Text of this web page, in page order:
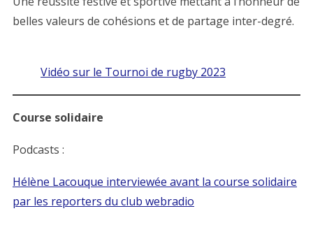
belles valeurs de cohésions et de partage inter-degré.
Vidéo sur le Tournoi de rugby 2023
Course solidaire
Podcasts :
Hélène Lacouque interviewée avant la course solidaire
par les reporters du club webradio